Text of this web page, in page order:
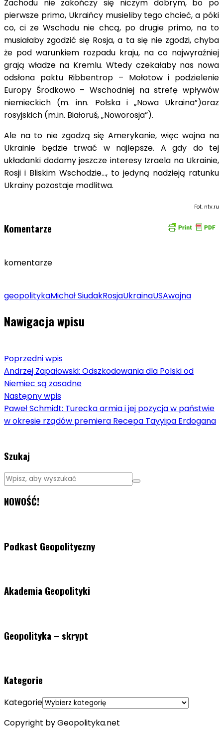
Zachodu nie zakończy się niczym dobrym, bo po
pierwsze primo, Ukraińcy musieliby tego chcieć, a póki
co, ci ze Wschodu nie chcą, po drugie primo, na to
musiałaby zgodzić się Rosja, a ta się nie zgodzi, chyba
że pod warunkiem rozpadu kraju, na co najwyraźniej
grają władze na Kremlu. Wtedy czekałaby nas nowa
odsłona paktu Ribbentrop – Mołotow i podzielenie
Europy Środkowo – Wschodniej na strefę wpływów
niemieckich (m. inn. Polska i „Nowa Ukraina”)oraz
rosyjskich (m.in. Białoruś, „Noworosja”).
Ale na to nie zgodzą się Amerykanie, więc wojna na
Ukrainie będzie trwać w najlepsze. A gdy do tej
układanki dodamy jeszcze interesy Izraela na Ukrainie,
Rosji i Bliskim Wschodzie…, to jedyną nadzieją ratunku
Ukrainy pozostaje modlitwa.
Fot. ntv.ru
Komentarze
komentarze
geopolitykaMichał SiudakRosjaUkrainaUSAwojna
Nawigacja wpisu
Poprzedni wpis
Andrzej Zapałowski: Odszkodowania dla Polski od
Niemiec są zasadne
Następny wpis
Paweł Schmidt: Turecka armia i jej pozycja w państwie
w okresie rządów premiera Recepa Tayyipa Erdogana
Szukaj
NOWOŚĆ!
Podkast Geopolityczny
Akademia Geopolityki
Geopolityka – skrypt
Kategorie
Kategorie
Copyright by Geopolityka.net